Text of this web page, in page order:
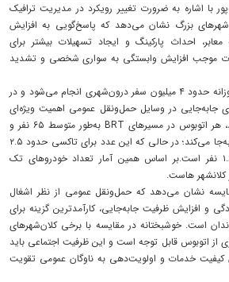
با اشاره به ضرورت تغییر رویکرد در مدیریت ترافیک
شهرهای بزرگ نشان می‌دهد که پاسخ‌گویی به افزایش
احداث پارکینگ و ایجاد تسهیلات بیشتر برای
موجب افزایش وابستگی به سواری شخصی و تشدید
وی افزود: در کلان‌شهر تبریز، روزانه حدود ۴ میلیون سفر درون‌شهری انجام می‌شود و در
جابه‌جایی در وسایل حمل‌ونقل عمومی اهمیت ویژه‌ای
دارد. بر اساس داده‌های موجود، هر اتوبوس در مسیرهای BRT به‌طور متوسط ۶۵ نفر و
هر اتوبوس خطی ۲۷ نفر را جابه‌جا می‌کند؛ در حالی که این عدد برای تاکسی حدود ۲.۵
نفر و برای سواری شخصی ۱.۶ نفر است.بر اساس همین آمار تعداد خودروهای تک
کلانشهر هاست.
نشان می‌دهد که حمل‌ونقل عمومی از نظر اشغال
و افزایش ظرفیت جابه‌جایی، کارآمدترین گزینه برای
است. خوشبختانه در مقایسه با برخی کلان‌شهرهای
از اتوبوس قابل توجه است و این ظرفیت اجتماعی باید
کیفیت خدمات و اولویت‌دهی به ناوگان عمومی تقویت